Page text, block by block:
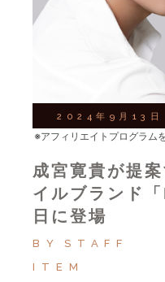
2024年9月13日
成宮寛貴が提
イルブランド
日に登場
BY
STAFF
ITEM
※アフィリエイトプログラム